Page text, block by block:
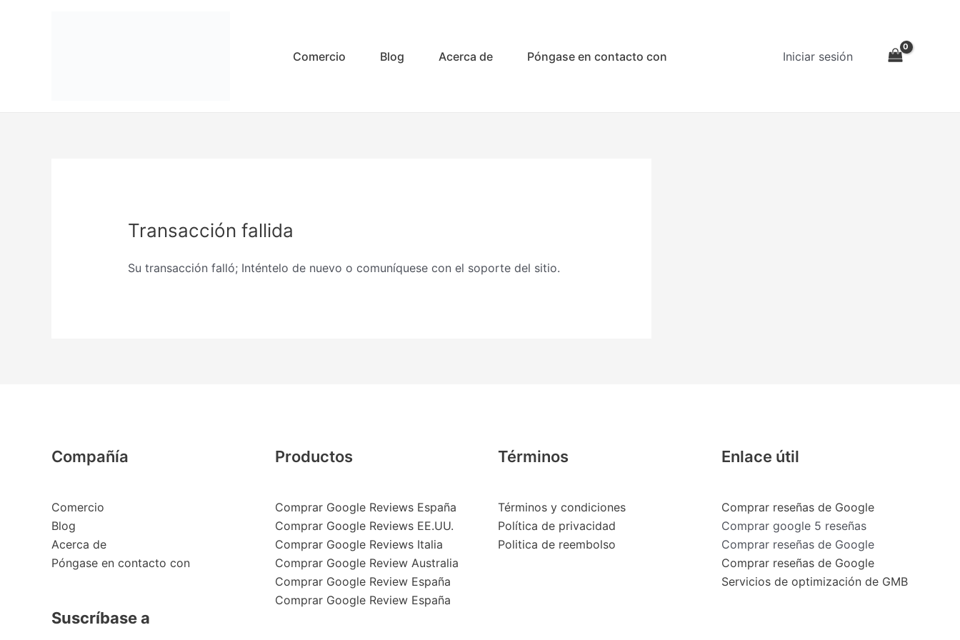
Comercio Blog Acerca de Póngase en contacto con Iniciar sesión
Transacción fallida
Su transacción falló; Inténtelo de nuevo o comuníquese con el soporte del sitio.
Compañía
Comercio
Blog
Acerca de
Póngase en contacto con
Suscríbase a
Productos
Comprar Google Reviews España
Comprar Google Reviews EE.UU.
Comprar Google Reviews Italia
Comprar Google Review Australia
Comprar Google Review España
Comprar Google Review España
Términos
Términos y condiciones
Política de privacidad
Politica de reembolso
Enlace útil
Comprar reseñas de Google
Comprar google 5 reseñas
Comprar reseñas de Google
Comprar reseñas de Google
Servicios de optimización de GMB